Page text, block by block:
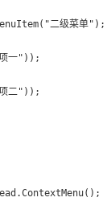
二级菜单");
一"));
二"));